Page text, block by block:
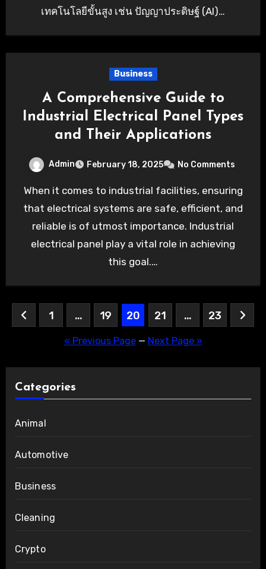
เทคโนโลยีขั้นสูง เช่น ปัญญาประดิษฐ์ (AI)…
Business
A Comprehensive Guide to
Industrial Electrical Panel Types
and Their Applications
Admin February 18, 2025 No Comments
When it comes to industrial facilities, ensuring
that electrical systems are safe, efficient, and
reliable is of utmost importance. Industrial
electrical panel play a vital role in achieving
this goal.…
Posts
pagination
1 … 19 20 21 … 23
« Previous Page— Next Page »
Categories
Animal
Automotive
Business
Cleaning
Crypto